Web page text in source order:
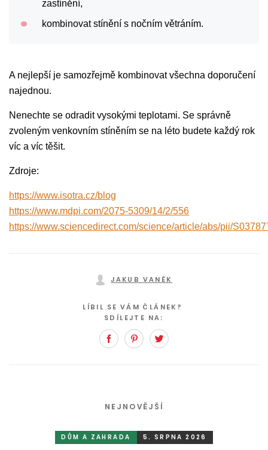
zastínění,
kombinovat stínění s nočním větráním.
A nejlepší je samozřejmě kombinovat všechna doporučení
najednou.
Nenechte se odradit vysokými teplotami. Se správně
zvoleným venkovním stíněním se na léto budete každý rok
víc a víc těšit.
Zdroje:
https://www.isotra.cz/blog
https://www.mdpi.com/2075-5309/14/2/556
https://www.sciencedirect.com/science/article/abs/pii/
JAKUB VANĚK
LÍBIL SE VÁM ČLÁNEK?
SDÍLEJTE NA:
FacebookPinterest
NEJNOVĚJŠÍ
DŮM A ZAHRADA 5. SRPNA 2026